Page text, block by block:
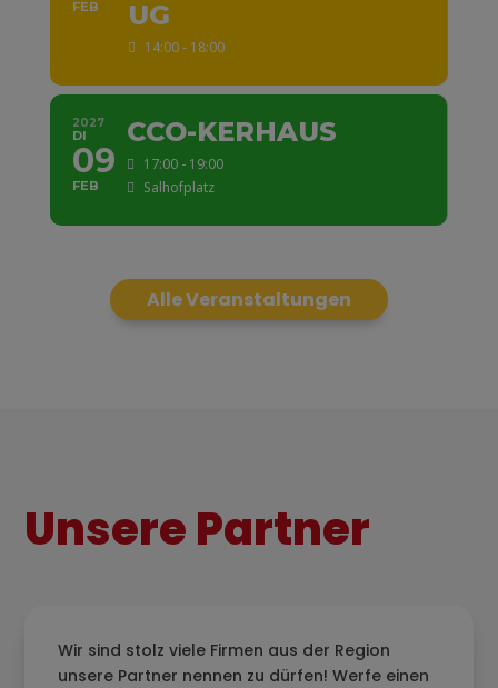
FEB
UG
14:00 - 18:00
2027
DI
09
FEB
CCO-KERHAUS
17:00 - 19:00
Salhofplatz
Alle Veranstaltungen
Unsere Partner
Wir sind stolz viele Firmen aus der Region
unsere Partner nennen zu dürfen! Werfe einen